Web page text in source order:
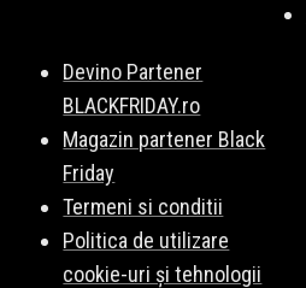
Devino Partener
BLACKFRIDAY.ro
Magazin partener Black
Friday
Termeni si conditii
Politica de utilizare
cookie-uri și tehnologii